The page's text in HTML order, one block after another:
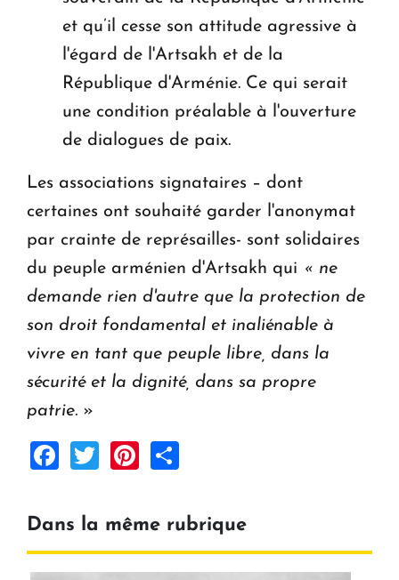
et qu’il cesse son attitude agressive à
l'égard de l'Artsakh et de la
République d'Arménie. Ce qui serait
une condition préalable à l'ouverture
de dialogues de paix.
Les associations signataires – dont
certaines ont souhaité garder l'anonymat
par crainte de représailles- sont solidaires
du peuple arménien d'Artsakh qui « ne
demande rien d'autre que la protection de
son droit fondamental et inaliénable à
vivre en tant que peuple libre, dans la
sécurité et la dignité, dans sa propre
patrie. »
Facebook
TwitterPinterest
Dans la même rubrique